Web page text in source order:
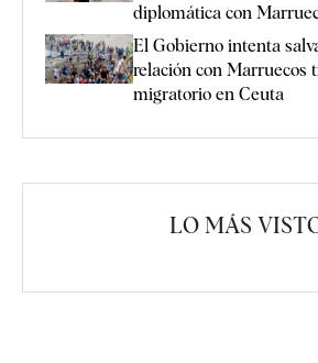
diplomática con
El Gobierno intenta
relación con Marruecos
migratorio en Ceuta
LO MÁS